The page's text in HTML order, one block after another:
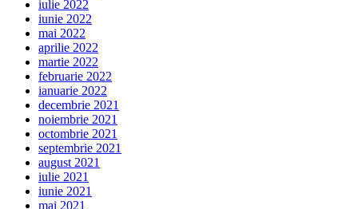
iulie 2022
iunie 2022
mai 2022
aprilie 2022
martie 2022
februarie 2022
ianuarie 2022
decembrie 2021
noiembrie 2021
octombrie 2021
septembrie 2021
august 2021
iulie 2021
iunie 2021
mai 2021